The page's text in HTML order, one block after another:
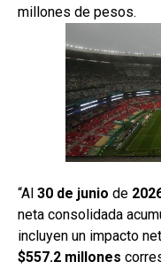
millones de pesos.
“Al 30 de junio de
neta consolidada
incluyen un impacto
$557.2 millones